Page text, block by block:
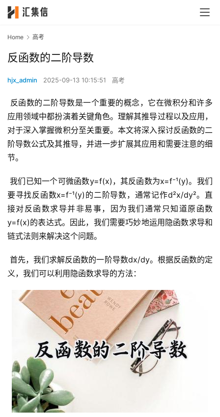
Home 高考
反函数的二阶导数
hjx_admin 2025-09-13 10:15:51 高考
应用领域中都扮演着关键角色。理解其推导过程以及应用，
对于深入掌握微积分至关重要。本文将深入探讨反函数的二
阶导数公式及其推导，并进一步扩展其应用和需要注意的细
节。
我们已知一个可微函数y=f(x)，其反函数为x=f⁻¹(y)。我们
要寻找反函数x=f⁻¹(y)的二阶导数，通常记作d²x/dy²。直
接对反函数求导并非易事，因为我们通常只知道原函数
y=f(x)的表达式。因此，我们需要巧妙地运用隐函数求导和
链式法则来解决这个问题。
首先，我们求解反函数的一阶导数dx/dy。根据反函数的定
义，我们可以利用隐函数求导的方法：